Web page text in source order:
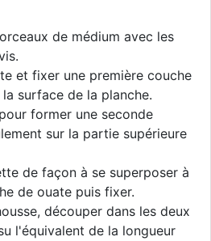
de médium avec les
et fixer une première couche
surface de la planche.
former une seconde
sur la partie supérieure
de façon à se superposer à
de ouate puis fixer.
découper dans les deux
l'équivalent de la longueur